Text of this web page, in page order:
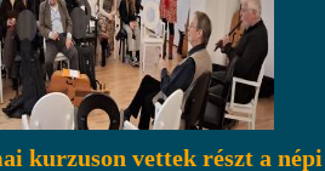
kurzuson vettek részt a népi